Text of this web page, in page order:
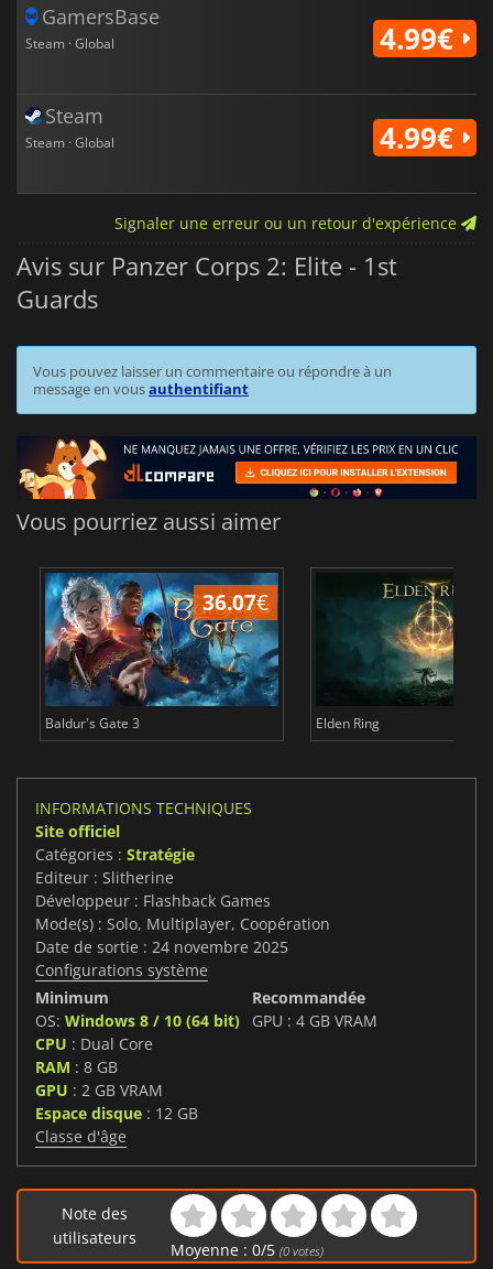
GamersBase
Steam · Global 4.99€
Steam
Steam · Global 4.99€
Signaler une erreur ou un retour d'expérience
Avis sur Panzer Corps 2: Elite - 1st
Guards
Vous pouvez laisser un commentaire ou répondre à un
message en vousauthentifiant
Vous pourriez aussi aimer
36.07€
Baldur's Gate 3 Elden Ring
INFORMATIONS TECHNIQUES
Site officiel
Catégories : Stratégie
Editeur : Slitherine
Développeur : Flashback Games
Mode(s) : Solo, Multiplayer, Coopération
Date de sortie : 24 novembre 2025
Configurations système
Minimum
OS: Windows 8 / 10 (64 bit)
CPU : Dual Core
RAM : 8 GB
GPU : 2 GB VRAM
Espace disque : 12 GB
Recommandée
GPU : 4 GB VRAM
Classe d'âge
Note des
utilisateurs
Moyenne : 0/5 (0votes)